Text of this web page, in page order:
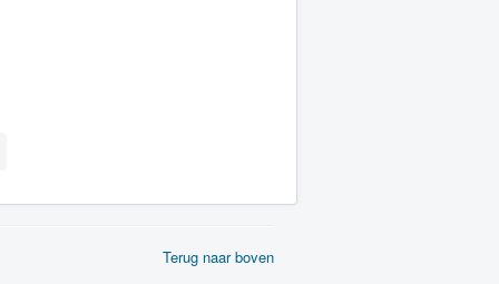
Terug naar boven